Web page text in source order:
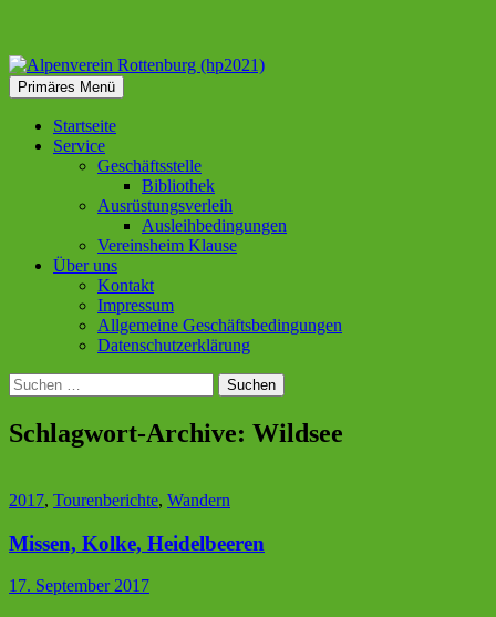
Alpenverein Rottenburg
(hp2021)
Suchen
Primäres Menü
Inhalt
Startseite
Service
Geschäftsstelle
Bibliothek
Ausrüstungsverleih
Ausleihbedingungen
Vereinsheim Klause
Über uns
Kontakt
Impressum
Allgemeine Geschäftsbedingungen
Datenschutzerklärung
Suchen
nach:
Schlagwort-Archive: Wildsee
2017, Tourenberichte, Wandern
Missen, Kolke, Heidelbeeren
17. September 2017